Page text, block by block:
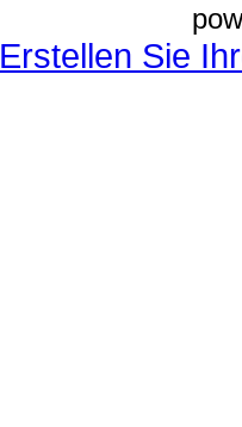
Erstellen Sie